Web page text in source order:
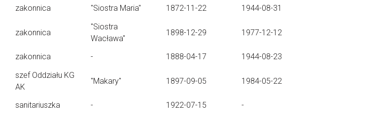
zakonnica "Siostra Maria" 1872-11-22 1944-08-31
zakonnica
"Siostra
Wacława"
1898-12-29 1977-12-12
zakonnica - 1888-04-17 1944-08-23
szef Oddziału KG
AK
"Makary" 1897-09-05 1984-05-22
sanitariuszka - 1922-07-15 -